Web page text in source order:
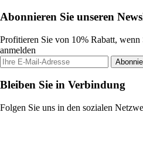
Abonnieren Sie unseren
Profitieren Sie von 10% Rabatt,
anmelden
Bleiben Sie in Verbindung
Folgen Sie uns in den sozialen